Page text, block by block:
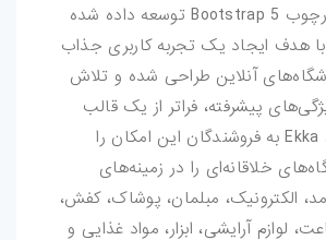
آخرین نسخه چارچوب Bootstrap 5 توسعه داده شده
هدف ایجاد یک تجربه کاربری جذاب
آنلاین طراحی شده و تلاش
پیشرفته، فراتر از یک قالب
معمول عمل کند. Ekka به فروشندگان این امکان را
خلاقانه‌ای را در زمینه‌های
الکترونیک، مبلمان، پوشاک، کفش،
لوازم آرایشی، ابزار، مواد غذایی و